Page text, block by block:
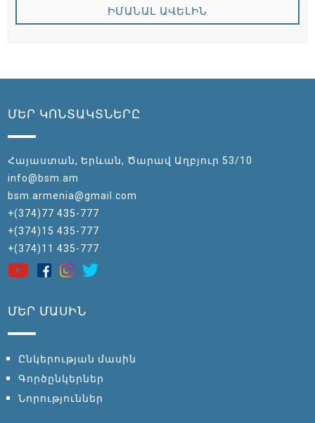
ԻՄԱՆԱԼ ԱՎԵԼԻՆ
ՄԵՐ ԿՈՆՏԱԿՏՆԵՐԸ
Հայաստան, Երևան, Ծարավ Աղբյուր 53/10
info@bsm.am
bsm.armenia@gmail.com
+(374)77 435-777
+(374)15 435-777
+(374)11 435-777
ՄԵՐ ՄԱՍԻՆ
Ընկերության մասին
Գործընկերներ
Նորություններ